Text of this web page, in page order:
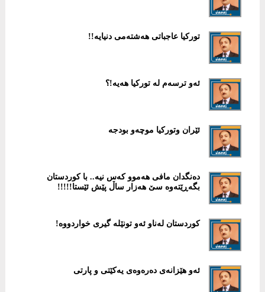
توركیا عاجباتی هەشتەمی دنیایە!!
ئەو ترسەم لە توركیا هەیە!؟
ئێران وتوركیا موچەو بودجە
دەنگدان مافی هەموو كەس نیە.. با كوردستان
بگەڕێتەوە سێ هەزار ساڵ پێش ئێستا!!!!!
كوردستان لەناو ئەو تونێلە گیری خواردووە!
ئەو هێزانەی دەرەوەی یەكێتی و پارتی